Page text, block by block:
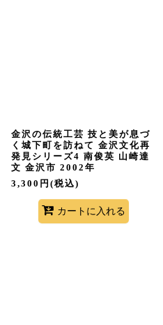
金沢の伝統工芸 技と美が息づ
く城下町を訪ねて 金沢文化再
発見シリーズ4 南俊英 山崎達
文 金沢市 2002年
3,300 円 (税込)
カートに入れる